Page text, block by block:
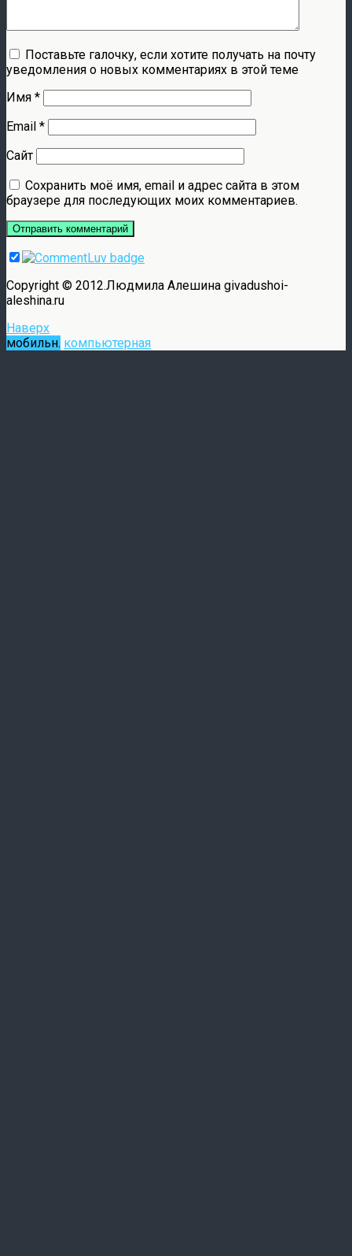
Поставьте галочку, если хотите получать на почту
уведомления о новых комментариях в этой теме
Имя *
Email *
Сайт
Сохранить моё имя, email и адрес сайта в этом
браузере для последующих моих комментариев.
Copyright © 2012.Людмила Алешина givadushoi-
aleshina.ru
Наверх
мобильн. компьютерная